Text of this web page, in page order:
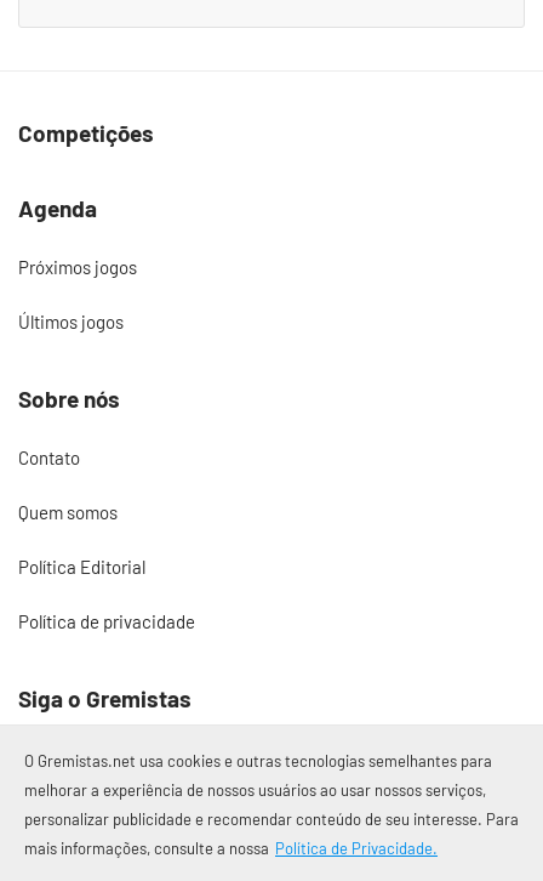
Competições
Agenda
Próximos jogos
Últimos jogos
Sobre nós
Contato
Quem somos
Política Editorial
Política de privacidade
Siga o Gremistas
© 2017 – 2026 Gremistas.net
Gremistas.net — Porto Alegre/RS
O Gremistas.net usa cookies e outras tecnologias semelhantes para
melhorar a experiência de nossos usuários ao usar nossos serviços,
personalizar publicidade e recomendar conteúdo de seu interesse. Para
mais informações, consulte a nossa Política de Privacidade.